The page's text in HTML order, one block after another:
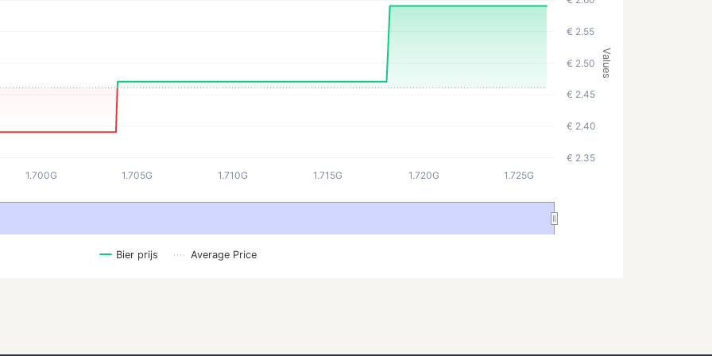
Values
Bier prijs Average Price
1.700G 1.705G 1.710G 1.715G 1.720G 1.725G
€ 2.35
€ 2.40
€ 2.45
€ 2.50
€ 2.55